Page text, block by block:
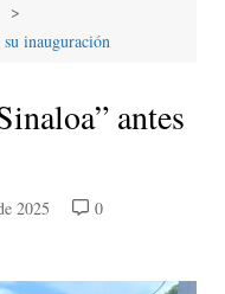
inauguración
antes
2025
0